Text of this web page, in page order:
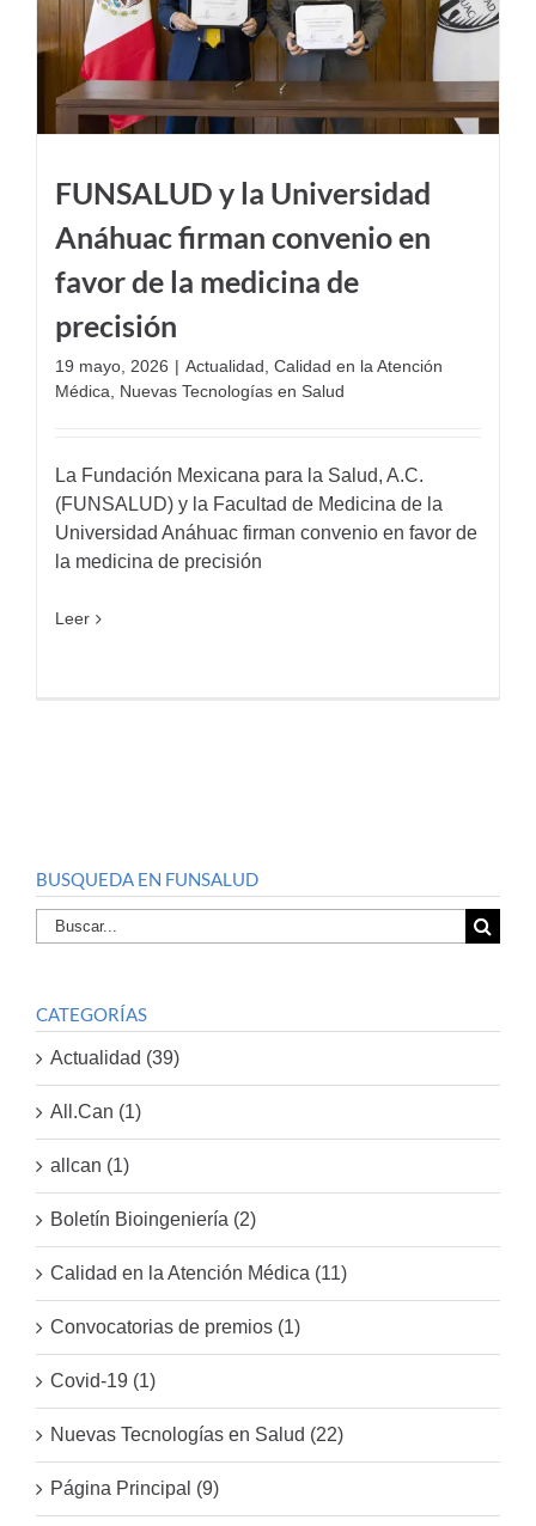
FUNSALUD y la Universidad
Anáhuac firman convenio en
favor de la medicina de
precisión
19 mayo, 2026 | Actualidad Calidad en la Atención
Médica
Nuevas Tecnologías en Salud
La Fundación Mexicana para la Salud, A.C.
(FUNSALUD) y la Facultad de Medicina de la
Universidad Anáhuac firman convenio en favor de
la medicina de precisión
Leer
BUSQUEDA EN FUNSALUD
Buscar
por:
CATEGORÍAS
Actualidad (39)
All.Can (1)
allcan (1)
Boletín Bioingeniería (2)
Calidad en la Atención Médica (11)
Convocatorias de premios (1)
Covid-19 (1)
Nuevas Tecnologías en Salud (22)
Página Principal (9)